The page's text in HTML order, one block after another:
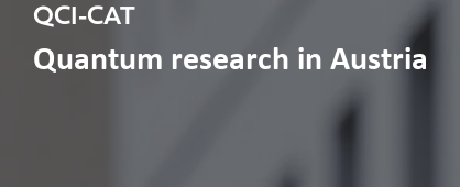
QCI-CAT
Quantum research in Austria